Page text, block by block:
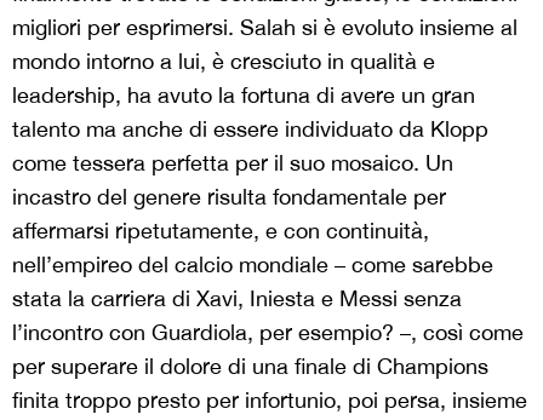
migliori per esprimersi. Salah si è evoluto insieme al
mondo intorno a lui, è cresciuto in qualità e
leadership, ha avuto la fortuna di avere un gran
talento ma anche di essere individuato da Klopp
come tessera perfetta per il suo mosaico. Un
incastro del genere risulta fondamentale per
affermarsi ripetutamente, e con continuità,
nell’empireo del calcio mondiale – come sarebbe
stata la carriera di Xavi, Iniesta e Messi senza
l’incontro con Guardiola, per esempio? –, così come
per superare il dolore di una finale di Champions
finita troppo presto per infortunio, poi persa, insieme